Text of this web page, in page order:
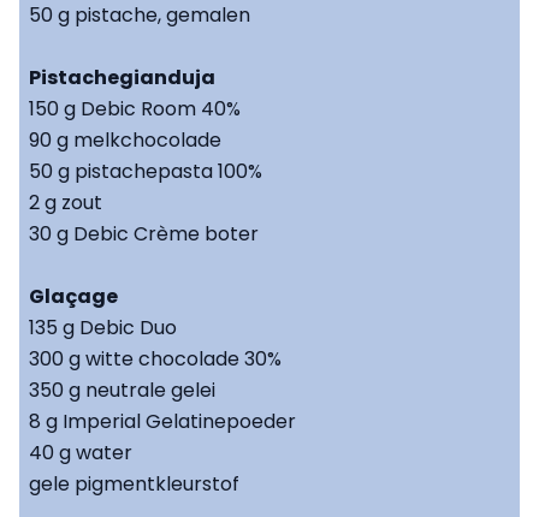
50 g pistache, gemalen
Pistachegianduja
150 g Debic Room 40%
90 g melkchocolade
50 g pistachepasta 100%
2 g zout
30 g Debic Crème boter
Glaçage
135 g Debic Duo
300 g witte chocolade 30%
350 g neutrale gelei
8 g Imperial Gelatinepoeder
40 g water
gele pigmentkleurstof